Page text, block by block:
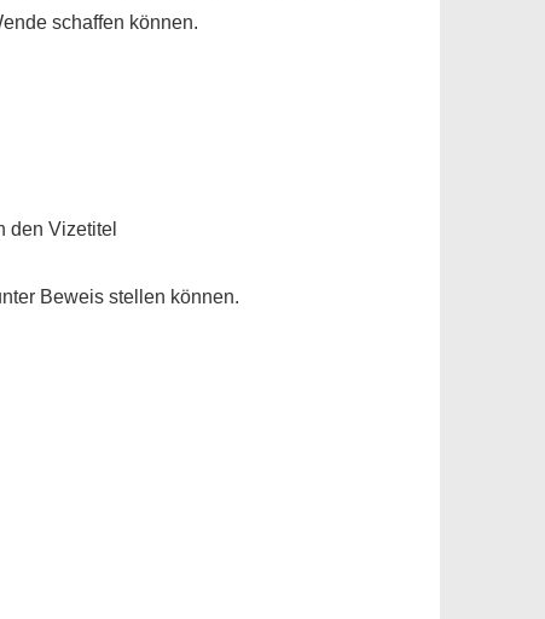
schaffen können.
den Vizetitel
Beweis stellen können.